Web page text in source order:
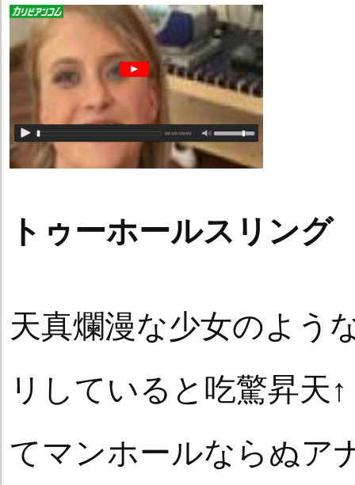
トゥーホールスリング
天真爛漫な少女のよう
リしていると吃驚昇天
てマンホールならぬア